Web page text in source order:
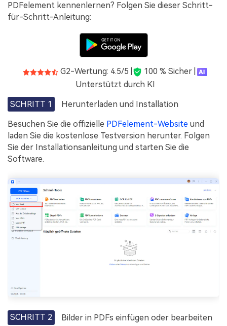
PDFelement kennenlernen? Folgen Sie dieser Schritt-
für-Schritt-Anleitung:
G2-Wertung: 4.5/5 |
100 % Sicher |
Unterstützt durch KI
SCHRITT 1 Herunterladen und Installation
Besuchen Sie die offizielle PDFelement-Website und
laden Sie die kostenlose Testversion herunter. Folgen
Sie der Installationsanleitung und starten Sie die
Software.
SCHRITT 2 Bilder in PDFs einfügen oder bearbeiten